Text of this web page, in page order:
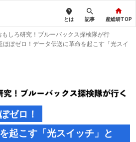
とは 記事 産総研TOP
もしろ研究！ブルーバックス探検隊が行
ぼゼロ！データ伝送に革命を起こす「光スイ
ゼロ！
起こす「光スイッチ」と